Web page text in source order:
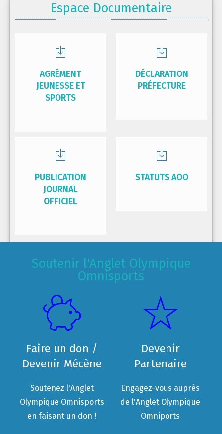
Espace Documentaire
AGRÉMENT
JEUNESSE ET
SPORTS
DÉCLARATION
PRÉFECTURE
PUBLICATION
JOURNAL
OFFICIEL
STATUTS AOO
Soutenir l'Anglet Olympique
Omnisports
Faire un don /
Devenir Mécène
Soutenez l'Anglet
Olympique Omnisports
en faisant un don !
Devenir
Partenaire
Engagez-vous auprès
de l'Anglet Olympique
Omniports